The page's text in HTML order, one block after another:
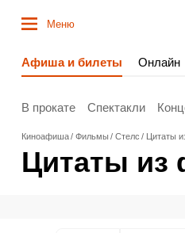
Меню
Афиша и билеты Онлайн
В прокате Спектакли
Киноафиша Фильмы Стелс Цитаты
Цитаты из